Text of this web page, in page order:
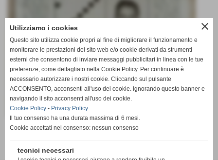
close
Utilizziamo i cookies
Questo sito utilizza cookie propri al fine di migliorare il funzionamento e
monitorare le prestazioni del sito web e/o cookie derivati da strumenti
esterni che consentono di inviare messaggi pubblicitari in linea con le tue
preferenze, come dettagliato nella Cookie Policy. Per continuare è
necessario autorizzare i nostri cookie. Cliccando sul pulsante
ACCONSENTO, acconsenti all'uso dei cookie. Ignorando questo banner e
navigando il sito acconsenti all'uso dei cookie.
Cookie Policy - Privacy Policy
Il tuo consenso ha una durata massima di 6 mesi.
Cookie accettati nel consenso: nessun consenso
tecnici necessari